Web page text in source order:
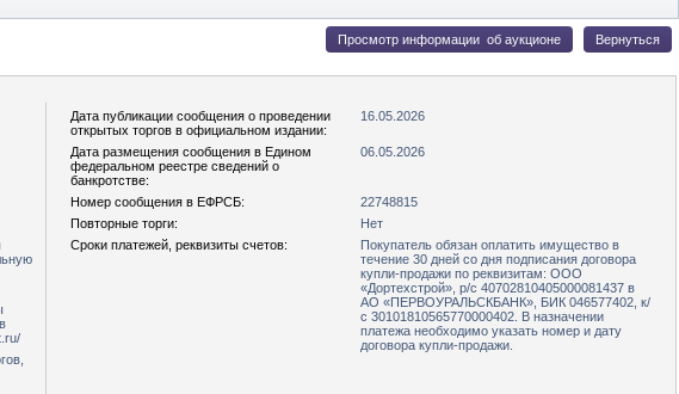
Дата публикации сообщения о проведении
открытых торгов в официальном издании:
16.05.2026
Дата размещения сообщения в Едином
федеральном реестре сведений о
банкротстве:
06.05.2026
Номер сообщения в ЕФРСБ:
22748815
Повторные торги:
Нет
Сроки платежей, реквизиты счетов:
Покупатель обязан оплатить имущество в
течение 30 дней со дня подписания договора
купли-продажи по реквизитам: ООО
«Дортехстрой», р/с 40702810405000081437 в
АО «ПЕРВОУРАЛЬСКБАНК», БИК 046577402, к/
с 30101810565770000402. В назначении
платежа необходимо указать номер и дату
договора купли-продажи.